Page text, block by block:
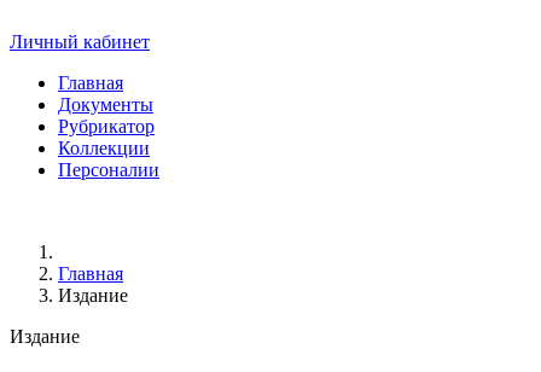
Личный кабинет
Главная
Документы
Рубрикатор
Коллекции
Персоналии
Главная
Издание
Издание